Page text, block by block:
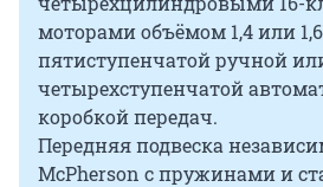
моторами объёмом 1,4 или
пятиступенчатой ручной
четырехступенчатой
коробкой передач.
Передняя подвеска
McPherson с пружинами и